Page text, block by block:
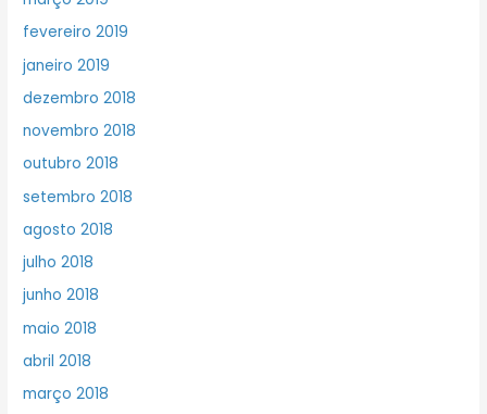
fevereiro 2019
janeiro 2019
dezembro 2018
novembro 2018
outubro 2018
setembro 2018
agosto 2018
julho 2018
junho 2018
maio 2018
abril 2018
março 2018